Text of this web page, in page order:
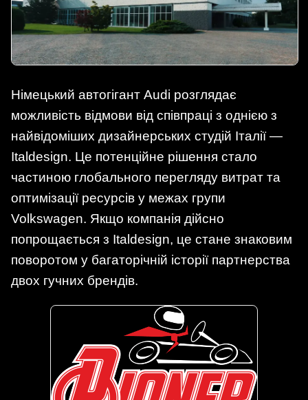
Німецький автогігант Audi розглядає
можливість відмови від співпраці з однією з
найвідоміших дизайнерських студій Італії —
Italdesign. Це потенційне рішення стало
частиною глобального перегляду витрат та
оптимізації ресурсів у межах групи
Volkswagen. Якщо компанія дійсно
попрощається з Italdesign, це стане знаковим
поворотом у багаторічній історії партнерства
двох гучних брендів.